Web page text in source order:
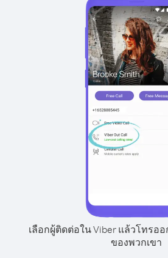
เลือกผู้ติดต่อใน Viber แล้วโทรอ
ของพวกเขา